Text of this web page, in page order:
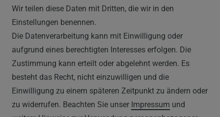
RECHTLICHES
AGB
WIDERRUFSRECHT
IMPRESSUM
DATENSCHUTZERKLÄRUNG
Wir teilen diese Daten mit Dritten, die wir in den
Einstellungen benennen.
Die Datenverarbeitung kann mit Einwilligung oder
aufgrund eines berechtigten Interesses erfolgen. Die
Zustimmung kann erteilt oder abgelehnt werden. Es
besteht das Recht, nicht einzuwilligen und die
Einwilligung zu einem späteren Zeitpunkt zu ändern oder
zu widerrufen. Beachten Sie unser Impressum und